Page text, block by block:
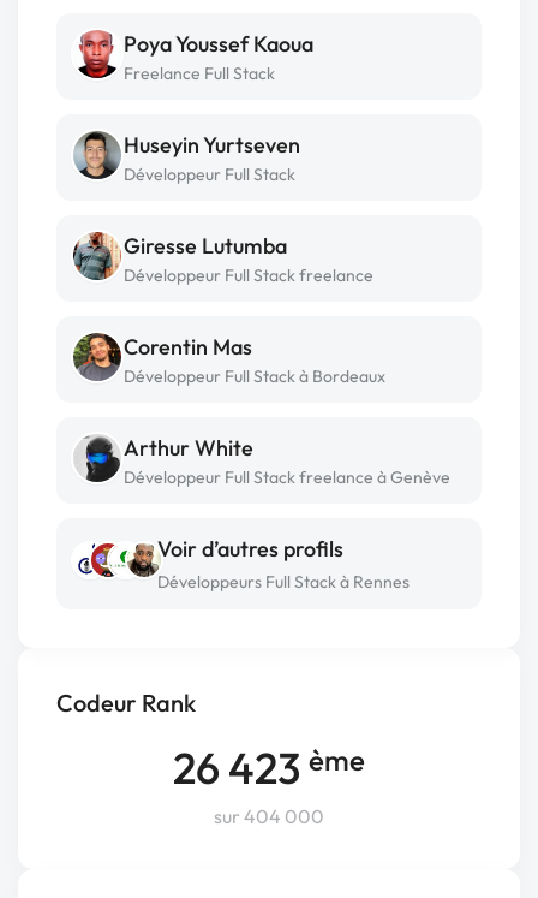
Codeur Rank
26 423 ème
sur 404 000
Poya Youssef Kaoua
Freelance Full Stack
Huseyin Yurtseven
Développeur Full Stack
Giresse Lutumba
Développeur Full Stack freelance
Corentin Mas
Développeur Full Stack à Bordeaux
Arthur White
Développeur Full Stack freelance à Genève
Voir d’autres profils
Développeurs Full Stack à Rennes